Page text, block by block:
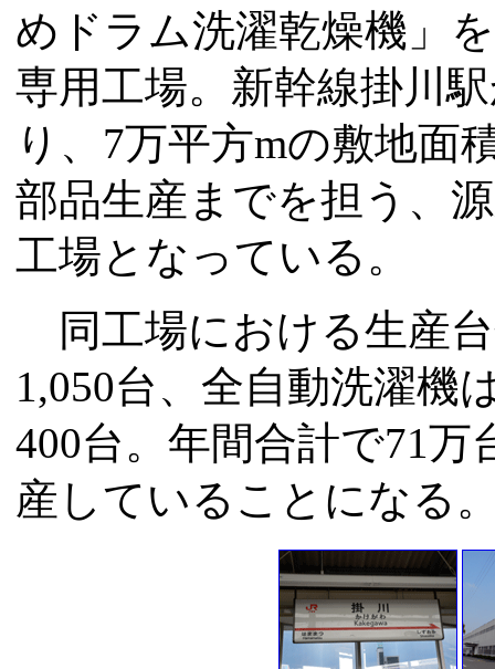
めドラム洗濯乾燥機」
専用工場。新幹線掛川
り、7万平方mの敷地面
部品生産までを担う、
工場となっている。
同工場における生産
1,050台、全自動洗濯機
400台。年間合計で71
産していることになる